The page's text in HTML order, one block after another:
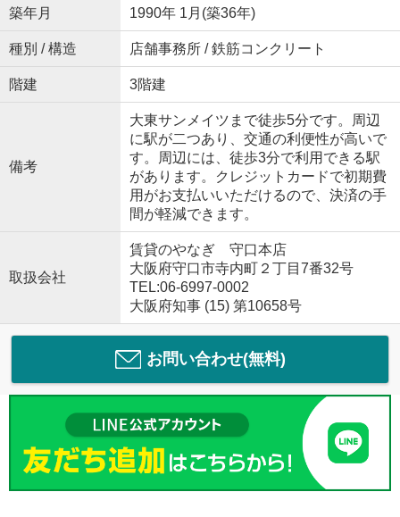
築年月 1990年 1月(築36年)
種別 / 構造 店舗事務所 / 鉄筋コンクリート
階建 3階建
備考
大東サンメイツまで徒歩5分です。周辺
に駅が二つあり、交通の利便性が高いで
す。周辺には、徒歩3分で利用できる駅
があります。クレジットカードで初期費
用がお支払いいただけるので、決済の手
間が軽減できます。
取扱会社
賃貸のやなぎ 守口本店
大阪府守口市寺内町２丁目7番32号
TEL:06-6997-0002
大阪府知事 (15) 第10658号
お問い合わせ(無料)